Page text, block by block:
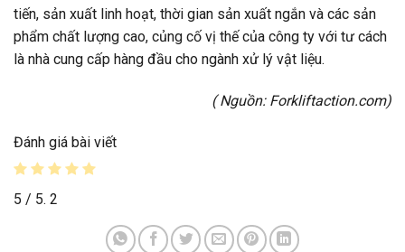
tiến, sản xuất linh hoạt, thời gian sản xuất ngắn và các sản
phẩm chất lượng cao, củng cố vị thế của công ty với tư cách
là nhà cung cấp hàng đầu cho ngành xử lý vật liệu.
( Nguồn: Forkliftaction.com)
Đánh giá bài viết
5 / 5. 2